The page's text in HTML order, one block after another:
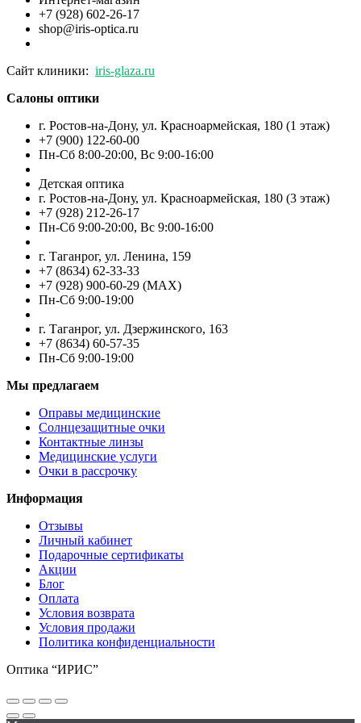
+7 (928) 602-26-17
shop@iris-optica.ru
Сайт клиники: iris-glaza.ru
Салоны оптики
г. Ростов-на-Дону, ул. Красноармейская, 180 (1 этаж)
+7 (900) 122-60-00
Пн-Cб 8:00-20:00, Вс 9:00-16:00
Детская оптика
г. Ростов-на-Дону, ул. Красноармейская, 180 (3 этаж)
+7 (928) 212-26-17
Пн-Cб 9:00-20:00, Вс 9:00-16:00
г. Таганрог, ул. Ленина, 159
+7 (8634) 62-33-33
+7 (928) 900-60-29 (MAX)
Пн-Cб 9:00-19:00
г. Таганрог, ул. Дзержинского, 163
+7 (8634) 60-57-35
Пн-Сб 9:00-19:00
Мы предлагаем
Оправы медицинские
Солнцезащитные очки
Контактные линзы
Медицинские услуги
Очки в рассрочку
Информация
Отзывы
Личный кабинет
Подарочные сертификаты
Акции
Блог
Оплата
Условия возврата
Условия продажи
Политика конфиденциальности
Оптика “ИРИС”